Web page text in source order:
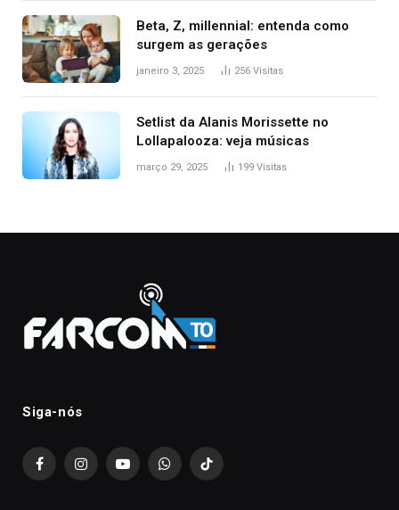
Beta, Z, millennial: entenda como
surgem as gerações
janeiro 3, 2025 256 Visitas
Setlist da Alanis Morissette no
Lollapalooza: veja músicas
março 29, 2025 199 Visitas
Siga-nós
FacebookInstagramYouTubeWhatsAppTikTok